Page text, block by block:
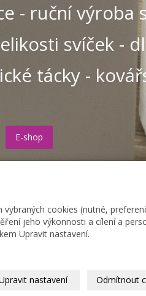
- ruční výroba
svíček -
tácky -
E-shop
51
cookies (nutné,
jeho výkonnosti a cílení a
Upravit nastavení.
nastavení Odmítnout